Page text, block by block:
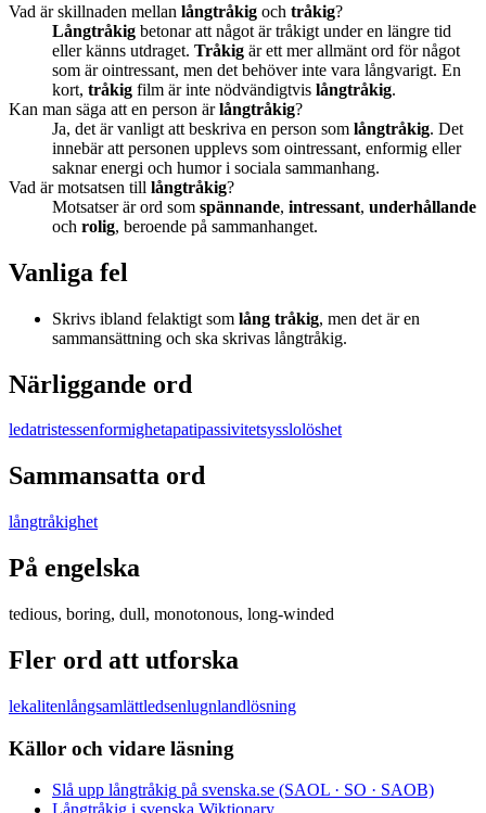
Vad är skillnaden mellan långtråkig och tråkig?
Långtråkig betonar att något är tråkigt under en längre tid
eller känns utdraget. Tråkig är ett mer allmänt ord för något
som är ointressant, men det behöver inte vara långvarigt. En
kort, tråkig film är inte nödvändigtvis långtråkig.
Kan man säga att en person ärlångtråkig?
Ja, det är vanligt att beskriva en person som långtråkig. Det
innebär att personen upplevs som ointressant, enformig eller
saknar energi och humor i sociala sammanhang.
Vad är motsatsen till långtråkig?
Motsatser är ord som spännande, intressant, underhållande
och rolig, beroende på sammanhanget.
Vanliga fel
Skrivs ibland felaktigt som lång tråkig, men det är en
sammansättning och ska skrivas långtråkig.
Närliggande ord
ledatristessenformighetapatipassivitetsysslolöshet
Sammansatta ord
långtråkighet
På engelska
tedious, boring, dull, monotonous, long-winded
Fler ord att utforska
lekalitenlångsamlättledsenlugnlandlösning
Källor och vidare läsning
Slå upp långtråkig på svenska.se (SAOL · SO · SAOB)